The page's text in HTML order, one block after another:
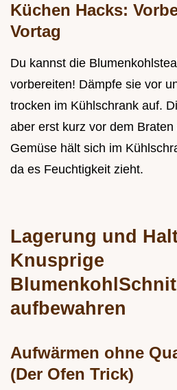
Küchen Hacks:
Vortag
Du kannst die
vorbereiten! Dämpfe sie vor
trocken im Kühlschrank auf.
aber erst kurz vor dem
Gemüse hält sich im
da es Feuchtigkeit zieht.
Lagerung und
Knusprige
aufbewahren
Aufwärmen ohne
(Der Ofen Trick)